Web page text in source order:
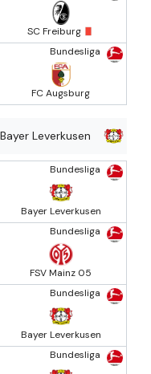
SC Freiburg
Bundesliga
FC Augsburg
Bayer Leverkusen
Bundesliga
Bayer Leverkusen
Bundesliga
FSV Mainz 05
Bundesliga
Bayer Leverkusen
Bundesliga